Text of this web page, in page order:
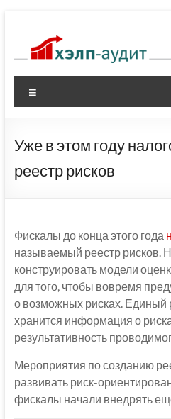
содержимому
Уже в этом году
реестр рисков
Фискалы до конца этого года
называемый реестр рисков.
конструировать модели
для того, чтобы вовремя
о возможных рисках. Единый
хранится информация о
результативность
Мероприятия по созданию
развивать риск-
фискалы начали внедрять